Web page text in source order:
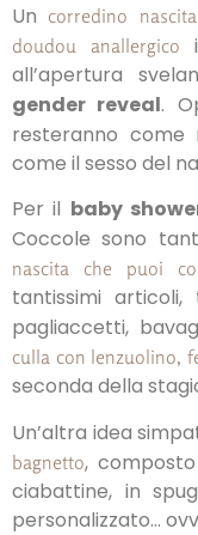
Un corredino
doudou anallergico
all’apertura
gender reveal.
resteranno come
come il sesso del
Per il baby
Coccole sono
nascita che puoi
tantissimi
pagliaccetti,
culla con lenzuolino,
seconda della
Un’altra idea
bagnetto,
ciabattine, in
personalizzato…